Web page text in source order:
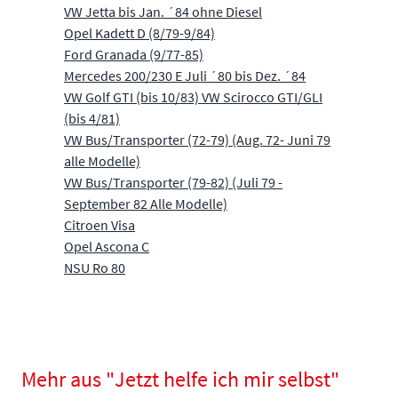
VW Jetta bis Jan. ´84 ohne Diesel
Opel Kadett D (8/79-9/84)
Ford Granada (9/77-85)
Mercedes 200/230 E Juli ´80 bis Dez. ´84
VW Golf GTI (bis 10/83) VW Scirocco GTI/GLI
(bis 4/81)
VW Bus/Transporter (72-79) (Aug. 72- Juni 79
alle Modelle)
VW Bus/Transporter (79-82) (Juli 79 -
September 82 Alle Modelle)
Citroen Visa
Opel Ascona C
NSU Ro 80
Mehr aus "Jetzt helfe ich mir selbst"